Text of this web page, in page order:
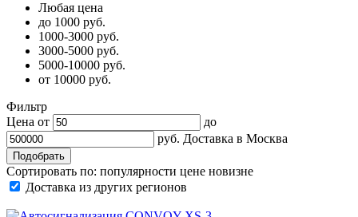
Любая цена
до 1000 руб.
1000-3000 руб.
3000-5000 руб.
5000-10000 руб.
от 10000 руб.
Фильтр
Цена от
до
руб. Доставка в Москва
Сортировать по: популярности цене новизне
Доставка из других регионов